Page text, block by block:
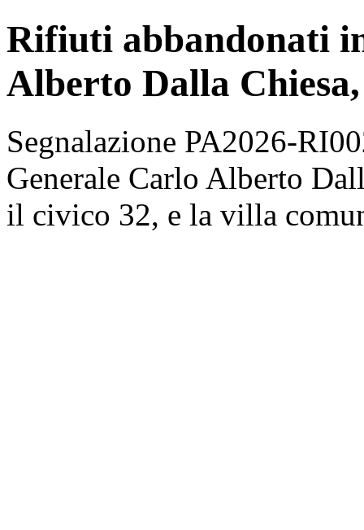
Rifiuti abbandonati
Alberto Dalla
Segnalazione PA2026-
Generale Carlo Alberto
il civico 32, e la villa